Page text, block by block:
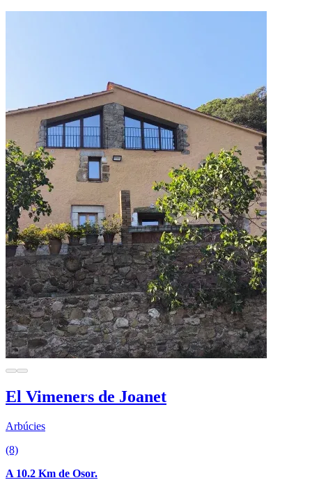
El Vimeners de Joanet
Arbúcies
(8)
A 10.2 Km de Osor.